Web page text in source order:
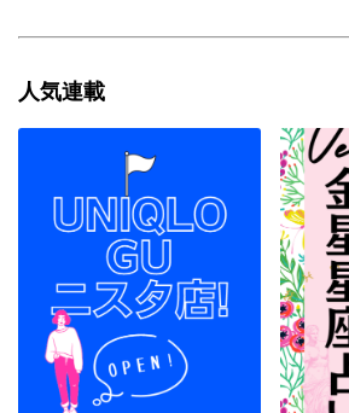
人気連載